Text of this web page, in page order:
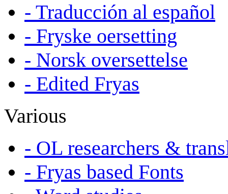
- Traducción al español
- Fryske oersetting
- Norsk oversettelse
- Edited Fryas
Various
- OL researchers &
- Fryas based Fonts